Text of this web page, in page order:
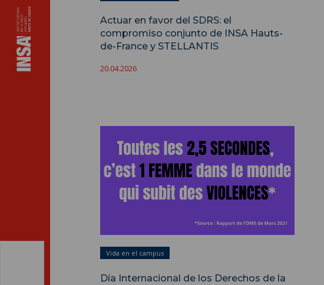
Actuar en favor del SDRS: el
compromiso conjunto de INSA Hauts-
de-France y STELLANTIS
20.04.2026
Vida en el campus
Día Internacional de los Derechos de la